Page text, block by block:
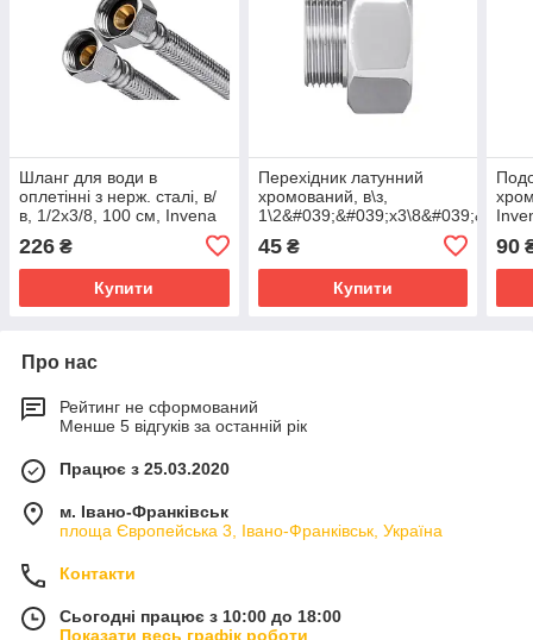
Шланг для води в
оплетінні з нерж. сталі, в/
в, 1/2x3/8, 100 см, Invena
226 ₴
Купити
Перехідник латунний
хромований, в\з,
1\2&#039;&#039;х3\8&#039;&#039;,
45₴
Купити
90
Про нас
Рейтинг не сформований
Менше 5 відгуків за останній рік
Працює з 25.03.2020
м. Івано-Франківськ
площа Європейська 3, Івано-Франківськ, Україна
Контакти
Сьогодні працює з 10:00 до 18:00
Показати весь графік роботи